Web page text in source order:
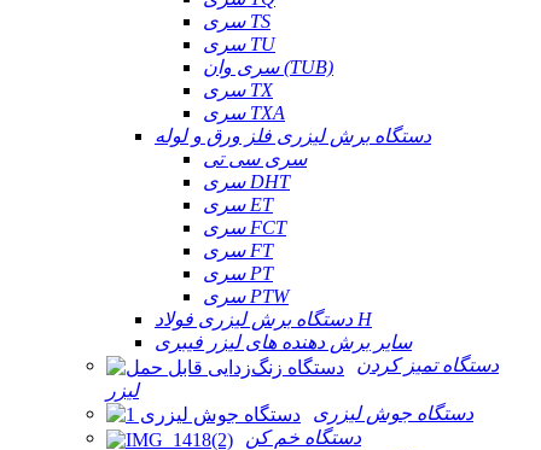
سری TS
سری TU
سری وان (TUB)
سری TX
سری TXA
دستگاه برش لیزری فلز ورق و لوله
سری سی تی
سری DHT
سری ET
سری FCT
سری FT
سری PT
سری PTW
دستگاه برش لیزری فولاد H
سایر برش دهنده های لیزر فیبری
دستگاه تمیز کردن
لیزر
دستگاه جوش لیزری
دستگاه خم کن